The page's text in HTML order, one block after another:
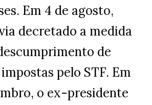
Em 4 de agosto,
decretado a medida
de
pelo STF. Em
o ex-presidente